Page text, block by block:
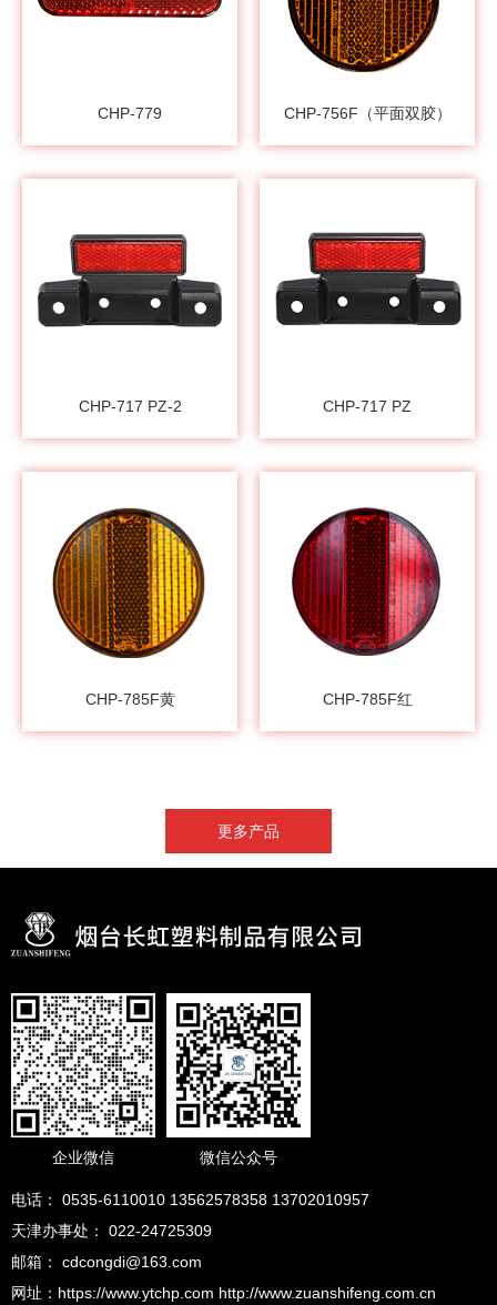
CHP-779 CHP-756F（平面双胶）
CHP-717 PZ-2 CHP-717 PZ
CHP-785F黄 CHP-785F红
更多产品
企业微信 微信公众号
电话： 0535-6110010 13562578358 13702010957
天津办事处： 022-24725309
邮箱： cdcongdi@163.com
网址：https://www.ytchp.com http://www.zuanshifeng.com.cn